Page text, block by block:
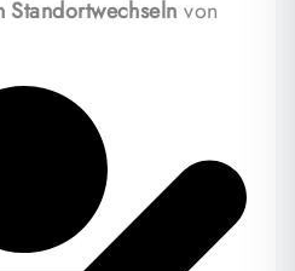
Standortwechseln von